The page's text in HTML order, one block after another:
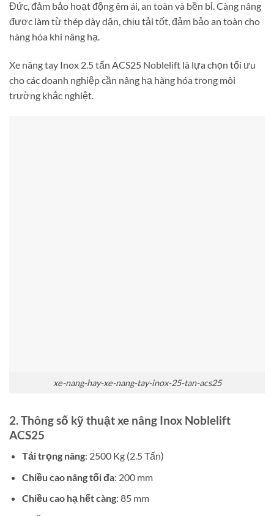
Đức, đảm bảo hoạt động êm ái, an toàn và bền bỉ. Càng nâng
được làm từ thép dày dặn, chịu tải tốt, đảm bảo an toàn cho
hàng hóa khi nâng hạ.
Xe nâng tay Inox 2.5 tấn ACS25 Noblelift là lựa chọn tối ưu
cho các doanh nghiệp cần nâng hạ hàng hóa trong môi
trường khắc nghiệt.
xe-nang-hay-xe-nang-tay-inox-25-tan-acs25
2. Thông số kỹ thuậtxe nâng Inox Noblelift
ACS25
Tải trọng nâng: 2500 Kg (2.5 Tấn)
Chiều cao nâng tối đa: 200 mm
Chiều cao hạ hết càng: 85 mm